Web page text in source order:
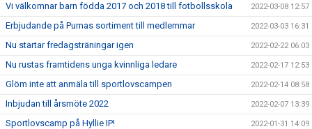
Vi välkomnar barn födda 2017 och 2018 till fotbollsskola 2022-03-08 12:57
Erbjudande på Pumas sortiment till medlemmar 2022-03-03 16:31
Nu startar fredagsträningar igen 2022-02-22 06:03
Nu rustas framtidens unga kvinnliga ledare 2022-02-17 12:53
Glöm inte att anmäla till sportlovscampen 2022-02-14 08:58
Inbjudan till årsmöte 2022 2022-02-07 13:39
Sportlovscamp på Hyllie IP! 2022-01-31 14:09